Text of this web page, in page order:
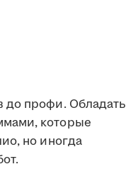
до профи. Обладать
которые
но иногда